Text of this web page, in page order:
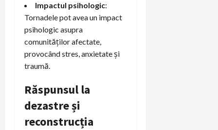
Impactul psihologic:
Tornadele pot avea un impact
psihologic asupra
comunităților afectate,
provocând stres, anxietate și
traumă.
Răspunsul la
dezastre și
reconstrucția